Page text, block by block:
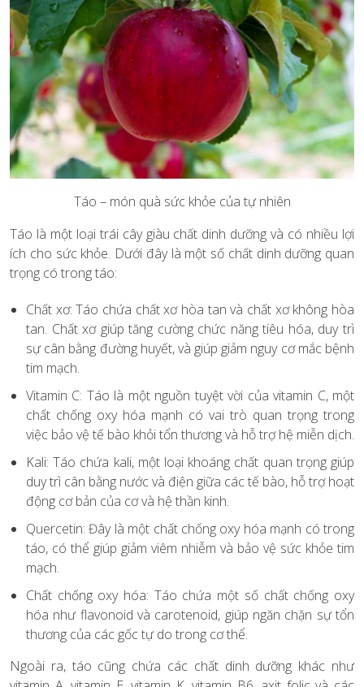
Táo – món quà sức khỏe của tự nhiên
Táo là một loại trái cây giàu chất dinh dưỡng và có nhiều lợi
ích cho sức khỏe. Dưới đây là một số chất dinh dưỡng quan
trọng có trong táo:
Chất xơ: Táo chứa chất xơ hòa tan và chất xơ không hòa
tan. Chất xơ giúp tăng cường chức năng tiêu hóa, duy trì
sự cân bằng đường huyết, và giúp giảm nguy cơ mắc bệnh
tim mạch.
Vitamin C: Táo là một nguồn tuyệt vời của vitamin C, một
chất chống oxy hóa mạnh có vai trò quan trọng trong
việc bảo vệ tế bào khỏi tổn thương và hỗ trợ hệ miễn dịch.
Kali: Táo chứa kali, một loại khoáng chất quan trọng giúp
duy trì cân bằng nước và điện giữa các tế bào, hỗ trợ hoạt
động cơ bản của cơ và hệ thần kinh.
Quercetin: Đây là một chất chống oxy hóa mạnh có trong
táo, có thể giúp giảm viêm nhiễm và bảo vệ sức khỏe tim
mạch.
Chất chống oxy hóa: Táo chứa một số chất chống oxy
hóa như flavonoid và carotenoid, giúp ngăn chặn sự tổn
thương của các gốc tự do trong cơ thể.
Ngoài ra, táo cũng chứa các chất dinh dưỡng khác như